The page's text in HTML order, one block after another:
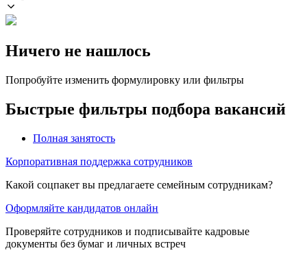
Ничего не нашлось
Попробуйте изменить формулировку или фильтры
Быстрые фильтры подбора вакансий
Полная занятость
Корпоративная поддержка сотрудников
Какой соцпакет вы предлагаете семейным сотрудникам?
Оформляйте кандидатов онлайн
Проверяйте сотрудников и подписывайте кадровые
документы без бумаг и личных встреч